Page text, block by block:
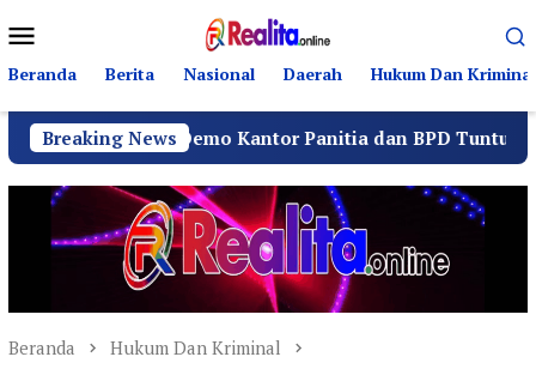
ke
kontenMobile
Beranda Berita Nasional Daerah Hukum Dan Kriminal
Breaking News
Demo Kantor Panitia dan BPD Tuntut Netralitas
Beranda Hukum Dan Kriminal